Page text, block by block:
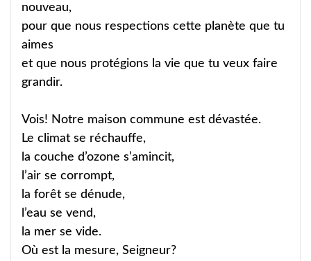
nouveau,
pour que nous respections cette planète que tu
aimes
et que nous protégions la vie que tu veux faire
grandir.
Vois! Notre maison commune est dévastée.
Le climat se réchauffe,
la couche d’ozone s’amincit,
l’air se corrompt,
la forêt se dénude,
l’eau se vend,
la mer se vide.
Où est la mesure, Seigneur?